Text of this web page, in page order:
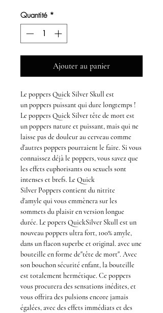
Quantité *
Ajouter au panier
Le poppers Quick Silver Skull est
unpoppers puissant qui dure longtemps !
Le poppers Quick Silver tête de mort est
unpoppers nature et puissant,mais qui ne
laisse pas de douleur au cerveau comme
d'autres poppers pourraient le faire. Si vous
connaissez déjà le poppers,vous savez que
les effets euphorisants ou sexuels sont
intenses et brefs. Le Quick
Silver Poppers contient dunitrite
d'amyle qui vous emmènera sur les
sommets du plaisir en version longue
durée. Le popers QuickSilver Skull est un
nouveaupoppers ultra fort, 100% amyle,
dans un flacon superbe et original. avec une
bouteille en forme de"tête de mort". Avec
son bouchon sécurité enfant, la bouteille
est totalement hermétique. Ce poppers
vous procurera des sensations inédites, et
vous offrira des pulsions encore jamais
égalées, avec des effets immédiats et des